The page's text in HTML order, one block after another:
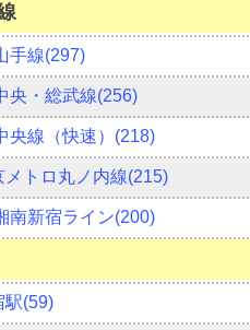
手線(297)
央・総武線(256)
央線（快速）(218)
メトロ丸ノ内線(215)
南新宿ライン(200)
駅(59)